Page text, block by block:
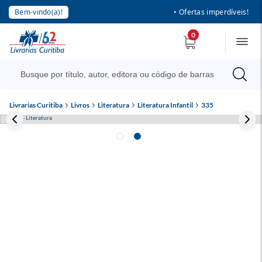
Bem-vindo(a)! • Ofertas imperdíveis!
0
Livrarias Curitiba Livros Literatura Literatura Infantil 335